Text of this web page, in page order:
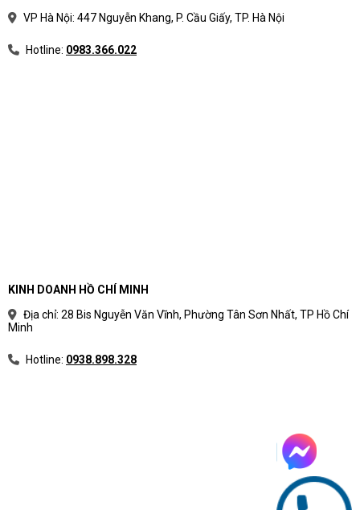
VP Hà Nội: 447 Nguyễn Khang, P. Cầu Giấy, TP. Hà Nội
Hotline: 0983.366.022
KINH DOANH HỒ CHÍ MINH
Địa chỉ: 28 Bis Nguyễn Văn Vĩnh, Phường Tân Sơn Nhất, TP Hồ Chí
Minh
Hotline: 0938.898.328